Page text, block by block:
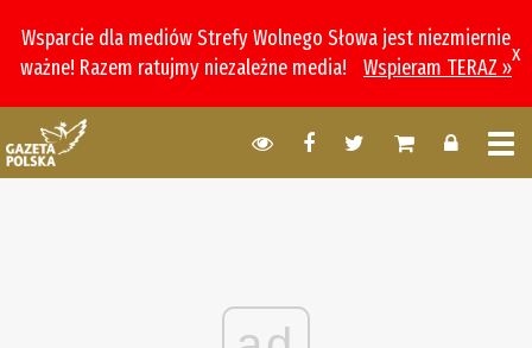
Wsparcie dla mediów Strefy Wolnego Słowa jest niezmiernie
ważne! Razem ratujmy niezależne media!
Wspieram TERAZ »
x